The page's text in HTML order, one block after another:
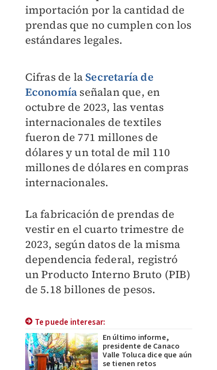
importación por la cantidad de
prendas que no cumplen con los
estándares legales.
Cifras de la Secretaría de
Economía señalan que, en
octubre de 2023, las ventas
internacionales de textiles
fueron de 771 millones de
dólares y un total de mil 110
millones de dólares en compras
internacionales.
La fabricación de prendas de
vestir en el cuarto trimestre de
2023, según datos de la misma
dependencia federal, registró
un Producto Interno Bruto (PIB)
de 5.18 billones de pesos.
Te puede interesar:
En último informe,
presidente de Canaco
Valle Toluca dice que aún
se tienen retos